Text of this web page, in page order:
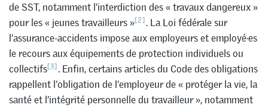
de SST, notamment l’interdiction des « travaux dangereux »
pour les « jeunes travailleurs »[2]. La Loi fédérale sur
l’assurance-accidents impose aux employeurs et employé·es
le recours aux équipements de protection individuels ou
collectifs[3]. Enfin, certains articles du Code des obligations
rappellent l’obligation de l’employeur de « protéger la vie, la
santé et l’intégrité personnelle du travailleur », notamment